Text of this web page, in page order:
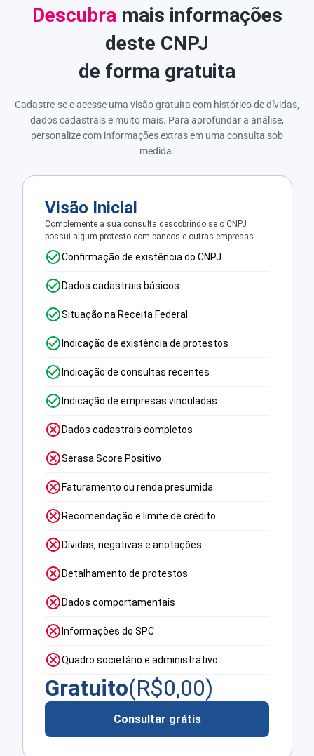
Descubra mais informações
deste CNPJ
de forma gratuita
Cadastre-se e acesse uma visão gratuita com histórico de dívidas,
dados cadastrais e muito mais. Para aprofundar a análise,
personalize com informações extras em uma consulta sob
medida.
Visão Inicial
Complemente a sua consulta descobrindo se o CNPJ
possui algum protesto com bancos e outras empresas.
Confirmação de existência do CNPJ
Dados cadastrais básicos
Situação na Receita Federal
Indicação de existência de protestos
Indicação de consultas recentes
Indicação de empresas vinculadas
Dados cadastrais completos
Serasa Score Positivo
Faturamento ou renda presumida
Recomendação e limite de crédito
Dívidas, negativas e anotações
Detalhamento de protestos
Dados comportamentais
Informações do SPC
Quadro societário e administrativo
Gratuito(R$0,00)
Consultar grátis